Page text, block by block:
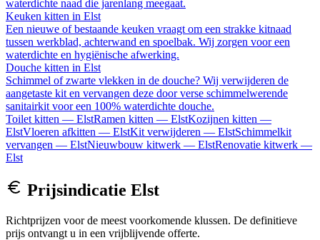
waterdichte naad die jarenlang meegaat.
Keuken kitten in Elst
Een nieuwe of bestaande keuken vraagt om een strakke kitnaad
tussen werkblad, achterwand en spoelbak. Wij zorgen voor een
waterdichte en hygiënische afwerking.
Douche kitten in Elst
Schimmel of zwarte vlekken in de douche? Wij verwijderen de
aangetaste kit en vervangen deze door verse schimmelwerende
sanitairkit voor een 100% waterdichte douche.
Toilet kitten — ElstRamen kitten — ElstKozijnen kitten —
ElstVloeren afkitten — ElstKit verwijderen — ElstSchimmelkit
vervangen — ElstNieuwbouw kitwerk — ElstRenovatie kitwerk —
Elst
Prijsindicatie Elst
Richtprijzen voor de meest voorkomende klussen. De definitieve
prijs ontvangt u in een vrijblijvende offerte.